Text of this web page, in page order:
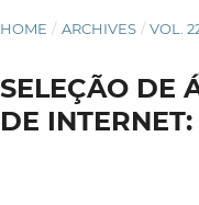
HOME / ARCHIVES / VOL.
SELEÇÃO DE
DE